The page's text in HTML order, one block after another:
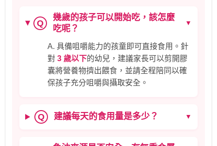
Q
幾歲的孩子可以開始吃，該怎麼
吃呢？
▼
A. 具備咀嚼能力的孩童即可直接食用。針
對 3 歲以下的幼兒，建議家長可以剪開膠
囊將營養物擠出餵食，並請全程陪同以確
保孩子充分咀嚼與攝取安全。
Q 建議每天的食用量是多少？ ▼